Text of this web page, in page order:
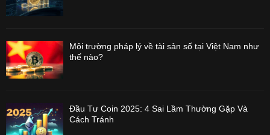
Môi trường pháp lý về tài sản số tại Việt Nam như
thế nào?
Đầu Tư Coin 2025: 4 Sai Lầm Thường Gặp Và
Cách Tránh